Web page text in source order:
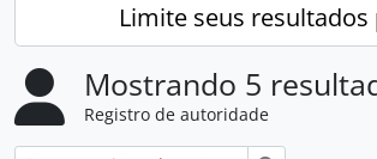
Limite seus resultados
Mostrando 5
Registro de autoridade